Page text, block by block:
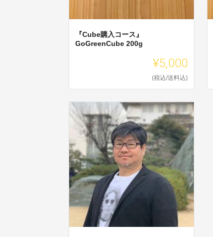
『Cube購入コース』
GoGreenCube 200g
¥5,000
(税込/送料込)